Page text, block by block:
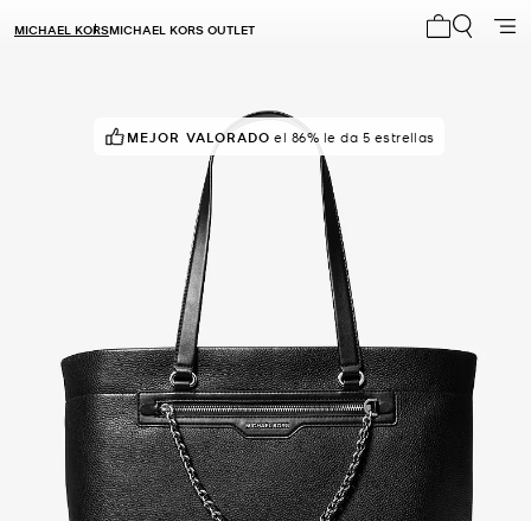
MICHAEL KORSMICHAEL KORS OUTLET
MEJOR VALORADO el 86% le da 5 estrellas